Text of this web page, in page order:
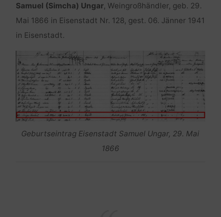
Samuel (Simcha) Ungar, Weingroßhändler, geb. 29.
Mai 1866 in Eisenstadt Nr. 128, gest. 06. Jänner 1941
in Eisenstadt.
Geburtseintrag Eisenstadt Samuel Ungar, 29. Mai
1866